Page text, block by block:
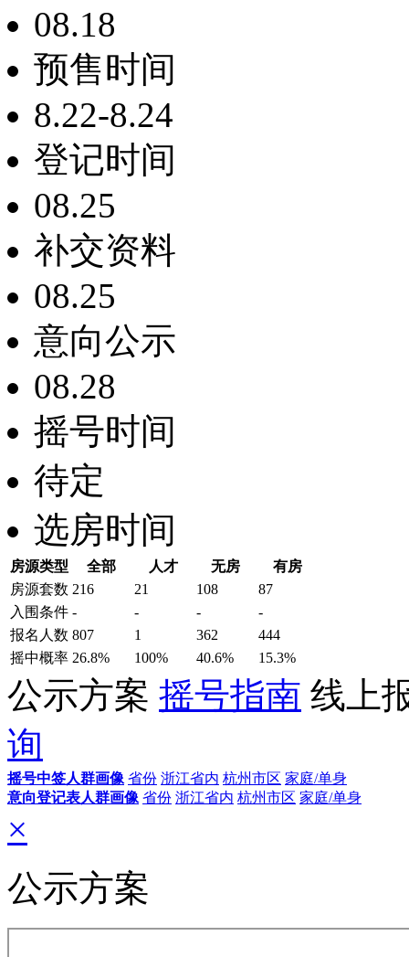
08.18
预售时间
8.22-8.24
登记时间
08.25
补交资料
08.25
意向公示
08.28
摇号时间
待定
选房时间
房源类型 全部 人才 无房
有房
房源套数 216 21 108
87
入围条件 - - -
-
报名 人数 807 1 362
444
摇中概率 26.8% 100% 40.6% 15.3%
公示方案 摇号指南 线上
询
摇号中签人群画像 省份 浙江省内 杭州市区 家庭/单身
意向登记表人群画像 省份 浙江省内 杭州市区 家庭/单身
×
公示方案